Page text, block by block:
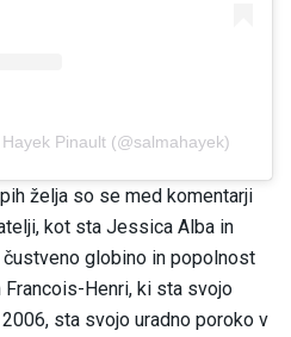
Pinault (@salmahayek)
želja so se med komentarji
kot sta Jessica Alba in
globino in popolnost
Francois-Henri, ki sta svojo
sta svojo uradno poroko v